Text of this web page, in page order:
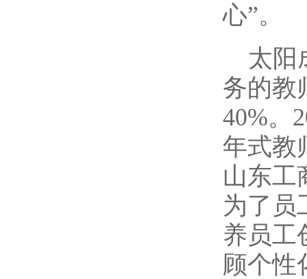
心”。
太阳
务的教
40%。
年式教
山东工
为了员
养员工
顾个性